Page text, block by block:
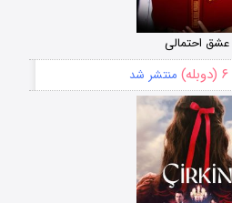
عشق احتمالی
۶ (دوبله) منتشر شد